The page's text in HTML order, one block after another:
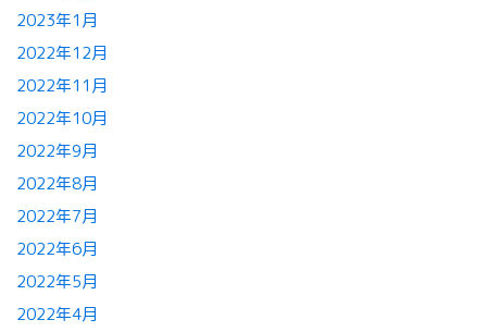
2023年1月
2022年12月
2022年11月
2022年10月
2022年9月
2022年8月
2022年7月
2022年6月
2022年5月
2022年4月